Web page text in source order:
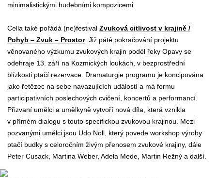
minimalistickými hudebními kompozicemi.
Cella také pořádá (ne)festival Zvuková citlivost v krajině /
Pohyb – Zvuk – Prostor. Již páté pokračování projektu
věnovaného výzkumu zvukových krajin podél řeky Opavy se
odehraje 13. září na Kozmických loukách, v bezprostřední
blízkosti ptačí rezervace. Dramaturgie programu je koncipována
jako řetězec na sebe navazujících událostí a má formu
participativních poslechových cvičení, koncertů a performancí.
Přizvaní umělci a umělkyně vytvoří nová díla, která vznikla
v přímém dialogu s touto specifickou zvukovou krajinou. Mezi
pozvanými umělci jsou Udo Noll, který povede workshop výroby
ptačí budky s celoročním živým přenosem zvukové krajiny, dále
Peter Cusack, Martina Weber, Adela Mede, Martin Režný a další.